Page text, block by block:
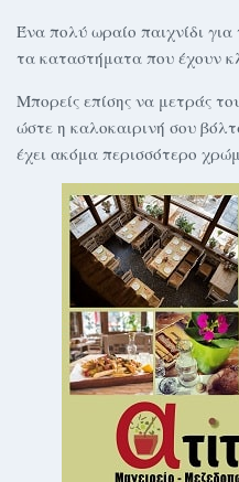
Ένα πολύ ωραίο παιχνίδι
τα καταστήματα που έχουν
Μπορείς επίσης να μετράς
ώστε η καλοκαιρινή σου
έχει ακόμα περισσότερο